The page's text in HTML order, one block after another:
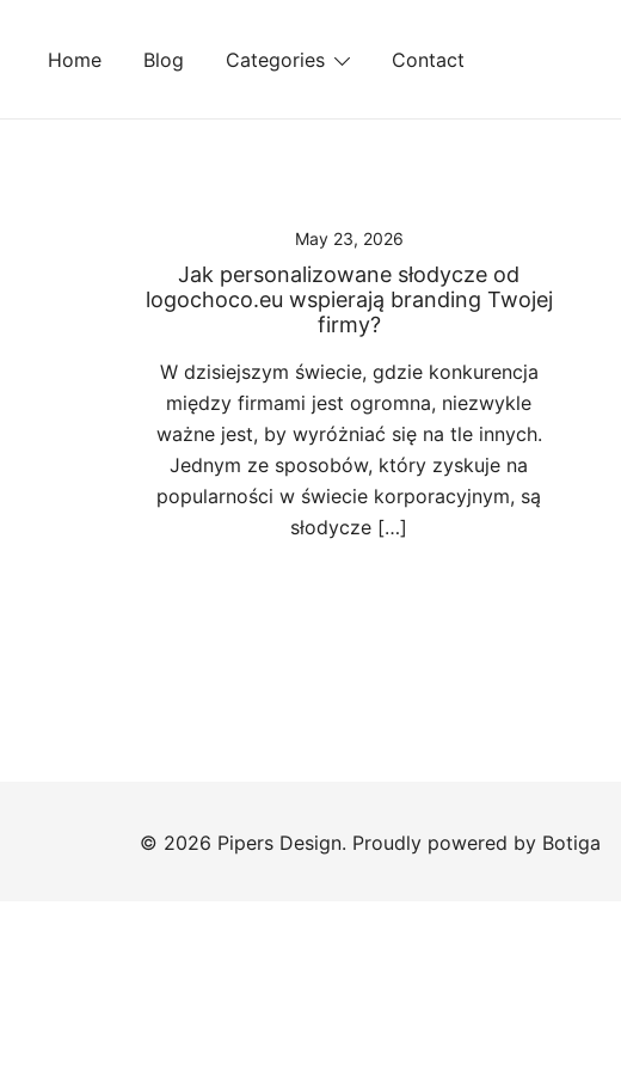
Home Blog Categories Contact
May 23, 2026
Jak personalizowane słodycze od
logochoco.eu wspierają branding Twojej
firmy?
W dzisiejszym świecie, gdzie konkurencja
między firmami jest ogromna, niezwykle
ważne jest, by wyróżniać się na tle innych.
Jednym ze sposobów, który zyskuje na
popularności w świecie korporacyjnym, są
słodycze […]
© 2026 Pipers Design. Proudly powered by Botiga